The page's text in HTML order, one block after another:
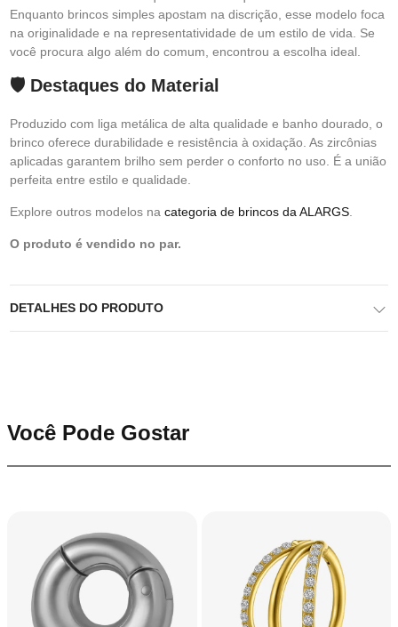
Enquanto brincos simples apostam na discrição, esse modelo foca
na originalidade e na representatividade de um estilo de vida. Se
você procura algo além do comum, encontrou a escolha ideal.
🛡️ Destaques do Material
Produzido com liga metálica de alta qualidade e banho dourado, o
brinco oferece durabilidade e resistência à oxidação. As zircônias
aplicadas garantem brilho sem perder o conforto no uso. É a união
perfeita entre estilo e qualidade.
Explore outros modelos na categoria de brincos da ALARGS
O produto é vendido no par.
DETALHES DO PRODUTO
Você Pode Gostar